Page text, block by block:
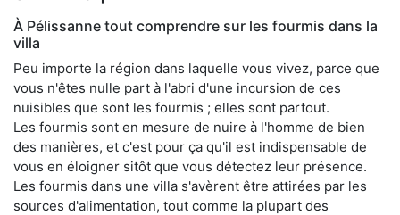
À Pélissanne tout comprendre sur les fourmis dans la
villa
Peu importe la région dans laquelle vous vivez, parce que
vous n'êtes nulle part à l'abri d'une incursion de ces
nuisibles que sont les fourmis ; elles sont partout.
Les fourmis sont en mesure de nuire à l'homme de bien
des manières, et c'est pour ça qu'il est indispensable de
vous en éloigner sitôt que vous détectez leur présence.
Les fourmis dans une villa s'avèrent être attirées par les
sources d'alimentation, tout comme la plupart des